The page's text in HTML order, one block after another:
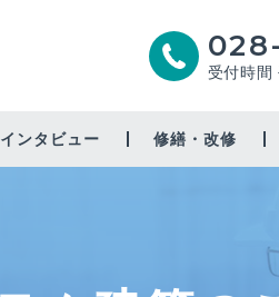
受付時
ンタビュー 修繕・改修